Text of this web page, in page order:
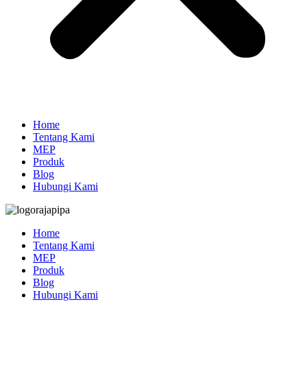
Home
Tentang Kami
MEP
Produk
Blog
Hubungi Kami
Home
Tentang Kami
MEP
Produk
Blog
Hubungi Kami